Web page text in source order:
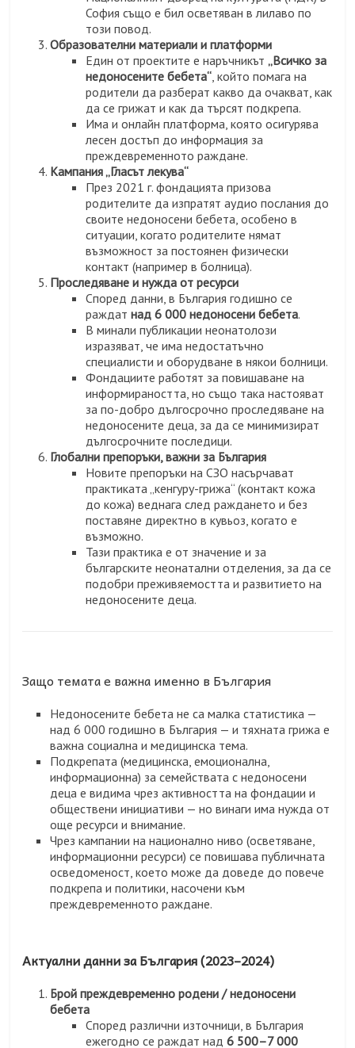
София също е бил осветяван в лилаво по
този повод.
Образователни материали и платформи
Един от проектите е наръчникът „Всичко за
недоносените бебета“, който помага на
родители да разберат какво да очакват, как
да се грижат и как да търсят подкрепа.
Има и онлайн платформа, която осигурява
лесен достъп до информация за
преждевременното раждане.
Кампания „Гласът лекува“
През 2021 г. фондацията призова
родителите да изпратят аудио послания до
своите недоносени бебета, особено в
ситуации, когато родителите нямат
възможност за постоянен физически
контакт (например в болница).
Проследяване и нужда от ресурси
Според данни, в България годишно се
раждатнад 6 000 недоносени бебета.
В минали публикации неонатолози
изразяват, че има недостатъчно
специалисти и оборудване в някои болници.
Фондациите работят за повишаване на
информираността, но също така настояват
за по-добро дългосрочно проследяване на
недоносените деца, за да се минимизират
дългосрочните последици.
Глобални препоръки, важни за България
Новите препоръки на СЗО насърчават
практиката „кенгуру-грижа“ (контакт кожа
до кожа) веднага след раждането и без
поставяне директно в кувьоз, когато е
възможно.
Тази практика е от значение и за
българските неонатални отделения, за да се
подобри преживяемостта и развитието на
недоносените деца.
Защо темата е важна именно в България
Недоносените бебета не са малка статистика —
над 6 000 годишно в България — и тяхната грижа е
важна социална и медицинска тема.
Подкрепата (медицинска, емоционална,
информационна) за семействата с недоносени
деца е видима чрез активността на фондации и
обществени инициативи — но винаги има нужда от
още ресурси и внимание.
Чрез кампании на национално ниво (осветяване,
информационни ресурси) се повишава публичната
осведоменост, което може да доведе до повече
подкрепа и политики, насочени към
преждевременното раждане.
Актуални данни за България (2023–2024)
Брой преждевременно родени / недоносени
бебета
Според различни източници, в България
ежегодно се раждат над6 500–7 000